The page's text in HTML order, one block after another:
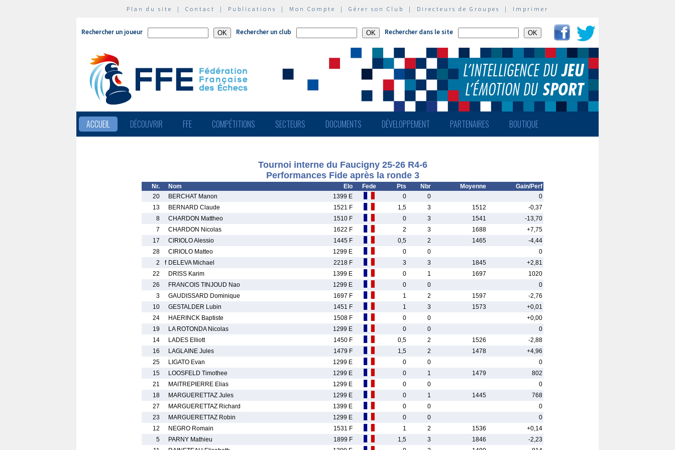
Plan du site | Contact | Publications | Mon Compte | Gérer son Club | Directeurs de Groupes | Imprimer
Rechercher un joueur Rechercher un club Rechercher dans le site
ACCUEIL DÉCOUVRIR FFE COMPÉTITIONS SECTEURS DOCUMENTS DÉVELOPPEMENT PARTENAIRES BOUTIQUE
Tournoi interne du Faucigny 25-26 R4-6
Performances Fide après la ronde 3
Nr. Nom Elo Fede Pts Nbr Moyenne
Gain/Perf
20
BERCHAT Manon 1399 E 0 0
0
13
BERNARD Claude 1521 F 1,5 3 1512
-0,37
8
CHARDON Mattheo 1510 F 0 3 1541
-13,70
7
CHARDON Nicolas 1622 F 2 3 1688
+7,75
17
CIRIOLO Alessio 1445 F 0,5 2 1465
-4,44
28
CIRIOLO Matteo 1299 E 0 0
0
2
f DELEVA Michael 2218 F 3 3 1845
+2,81
22
DRISS Karim 1399 E 0 1 1697
1020
26
FRANCOIS TINJOUD Nao 1299 E 0 0
0
3
GAUDISSARD Dominique 1697 F 1 2 1597
-2,76
10
GESTALDER Lubin 1451 F 1 3 1573
+0,01
24
HAERINCK Baptiste 1508 F 0 0
+0,00
19
LA ROTONDA Nicolas 1299 E 0 0
0
14
LADES Elliott 1450 F 0,5 2 1526
-2,88
16
LAGLAINE Jules 1479 F 1,5 2 1478
+4,96
25
LIGATO Evan 1299 E 0 0
0
15
LOOSFELD Timothee 1299 E 0 1 1479
802
21
MAITREPIERRE Elias 1299 E 0 0
0
18
MARGUERETTAZ Jules 1299 E 0 1 1445
768
27
MARGUERETTAZ Richard 1399 E 0 0
0
23
MARGUERETTAZ Robin 1299 E 0 0
0
12
NEGRO Romain 1531 F 1 2 1536
+0,14
5
PARNY Mathieu 1899 F 1,5 3 1846
-2,23